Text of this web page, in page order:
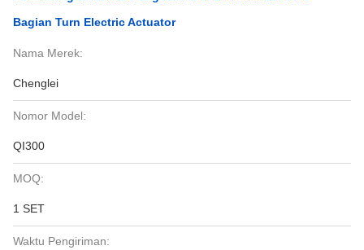
Bagian Turn Electric Actuator
Nama Merek:
Chenglei
Nomor Model:
QI300
MOQ:
1 SET
Waktu Pengiriman: